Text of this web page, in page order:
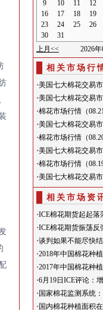
相关市场行
·美国七大棉花交易
·美国七大棉花交易
·棉花市场行情（08.21
·美国七大棉花交易
·棉花市场行情（08.20
·美国七大棉花交易
·棉花市场行情（08.19
·美国七大棉花交易
相关市场资
·ICE棉花期货起起
·ICE棉花期货振荡
·谈判如果不能尽快
·2018年中国棉花种
·2017年中国棉花种
·6月19日ICE评论：
· 国家棉花监测系统
· 国内棉花种植面积